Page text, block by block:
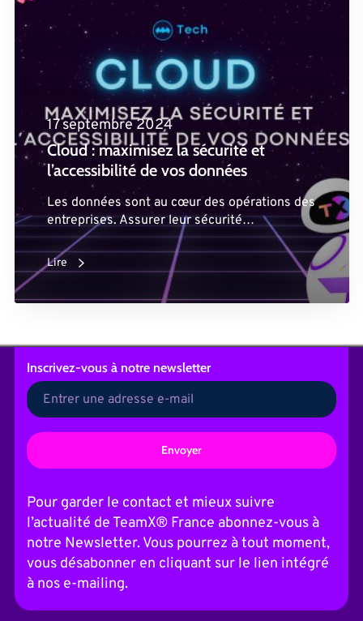
17 septembre 2024
Cloud : maximisez la sécurité et
l’accessibilité de vos données
Les données sont au cœur des opérations des
entreprises. Assurer leur sécurité…
Lire
Inscrivez-vousà notre newsletter
t
e
r
n
t
i
v
Pour garder le contact et mieux suivre
l’actualité de TeamX® France abonnez-vous à
notre Newsletter. Vous pourrez à tout moment,
vous désabonner en cliquant sur le lien intégré
à nos e-mailing.